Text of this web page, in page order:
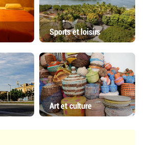
Sports et loisirs
Art et culture